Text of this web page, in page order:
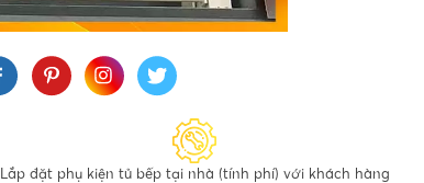
Lắp đặt phụ kiện tủ bếp tại nhà (tính phí) với khách hàng